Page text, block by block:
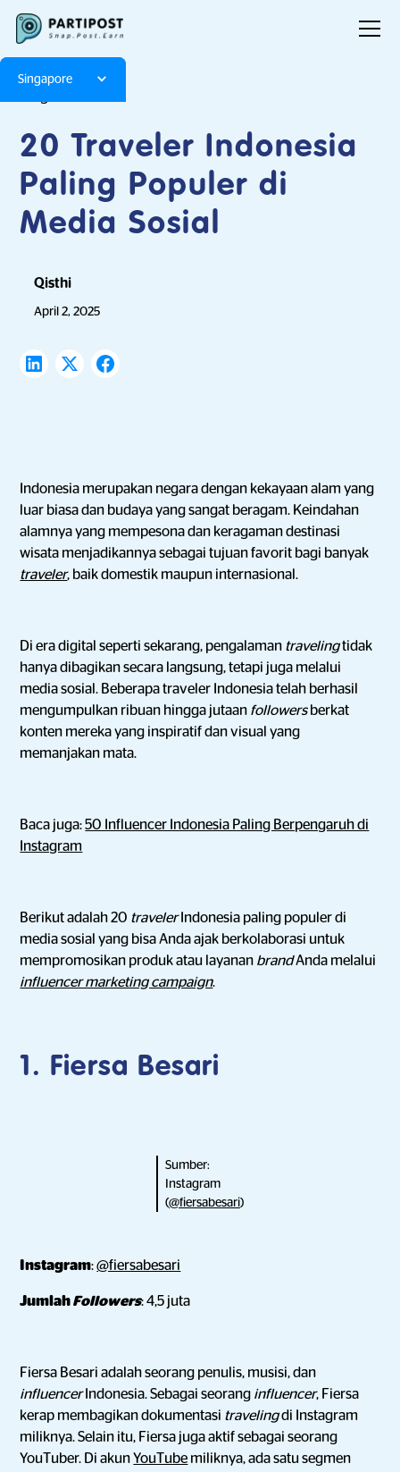
Singapore
20 Traveler Indonesia
Paling Populer di
Media Sosial
Qisthi
April 2, 2025
Indonesia merupakan negara dengan kekayaan alam yang
luar biasa dan budaya yang sangat beragam. Keindahan
alamnya yang mempesona dan keragaman destinasi
wisata menjadikannya sebagai tujuan favorit bagi banyak
traveler, baik domestik maupun internasional.
Di era digital seperti sekarang, pengalaman travelingtidak
hanya dibagikan secara langsung, tetapi juga melalui
media sosial. Beberapa traveler Indonesia telah berhasil
mengumpulkan ribuan hingga jutaan followers berkat
konten mereka yang inspiratif dan visual yang
memanjakan mata.
Baca juga:50 Influencer Indonesia Paling Berpengaruh di
Instagram
Berikut adalah 20 travelerIndonesia paling populer di
media sosial yang bisa Anda ajak berkolaborasi untuk
mempromosikan produk atau layanan brandAnda melalui
influencer marketing campaign.
1. Fiersa Besari
Sumber:
Instagram
(@fiersabesari)
Instagram:@fiersabesari
JumlahFollowers: 4,5 juta
Fiersa Besari adalah seorang penulis, musisi, dan
influencer Indonesia. Sebagai seorang influencer, Fiersa
kerap membagikan dokumentasi travelingdi Instagram
miliknya. Selain itu, Fiersa juga aktif sebagai seorang
YouTuber. Di akunYouTube miliknya, ada satu segmen